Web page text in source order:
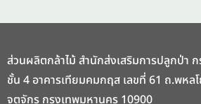
ส่วนผลิตกล้าไม้ สำนักส่งเสริมการปลูกป่า ก
ชั้น 4 อาคารเทียมคมกฤส เลขที่ 61 ถ.พหล
จตุจักร กรุงเทพมหานคร 10900